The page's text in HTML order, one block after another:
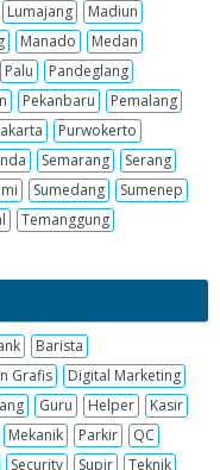
Lumajang
Madiun
Manado
Medan
Palu
Pandeglang
Pekanbaru
Pemalang
Purwokerto
Semarang
Serang
Sumedang
Sumenep
Temanggung
Barista
Grafis
Digital Marketing
Guru Helper
Kasir
Mekanik Parkir
QC
Security Supir Teknik